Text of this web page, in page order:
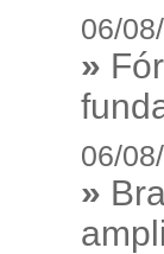
06/
»
06/
»